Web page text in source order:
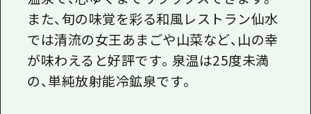
また、旬の味覚を彩る和風レストラン仙水
では清流の女王あまごや山菜など、山の幸
が味わえると好評です。泉温は25度未満
の、単純放射能冷鉱泉です。